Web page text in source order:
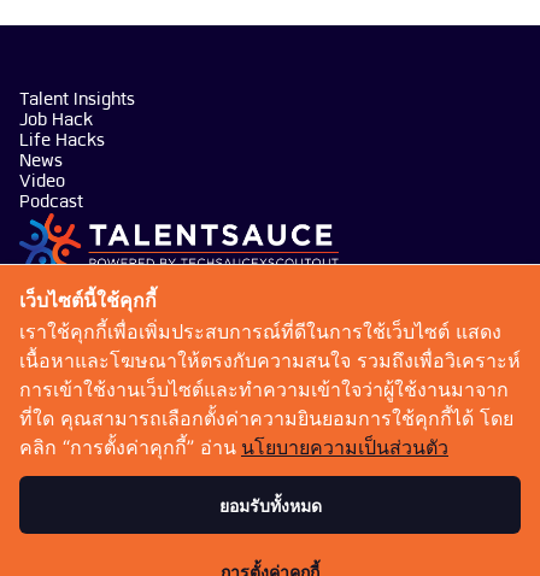
Talent Insights
Job Hack
Life Hacks
News
Video
Podcast
บริษัท เทคซอส มีเดีย จำกัด
101 ทรู ดิจิทัล พาร์ค อาคาร กริฟฟิน ชั้น 14 ห้อง 1401
ถนนสุขุมวิท แขวงบางจาก เขตพระโขนง กรุงเทพมหานคร
10260
talentsauce@techsauce.co
02-001-5375
Copyright 2026 : Techsauce All rights reserved.
เว็บไซต์นี้ใช้คุกกี้
เราใช้คุกกี้เพื่อเพิ่มประสบการณ์ที่ดีในการใช้เว็บไซต์ แสดง
เนื้อหาและโฆษณาให้ตรงกับความสนใจ รวมถึงเพื่อวิเคราะห์
การเข้าใช้งานเว็บไซต์และทำความเข้าใจว่าผู้ใช้งานมาจาก
ที่ใด คุณสามารถเลือกตั้งค่าความยินยอมการใช้คุกกี้ได้ โดย
คลิก “การตั้งค่าคุกกี้” อ่าน นโยบายความเป็นส่วนตัว
ยอมรับทั้งหมด
การตั้งค่าคุกกี้